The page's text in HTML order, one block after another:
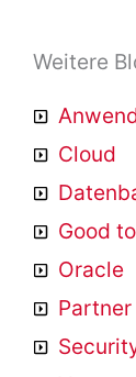
Weitere
Cloud
Good
Oracle
Partner